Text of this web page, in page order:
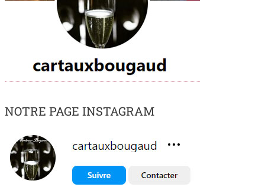
NOTRE PAGE INSTAGRAM